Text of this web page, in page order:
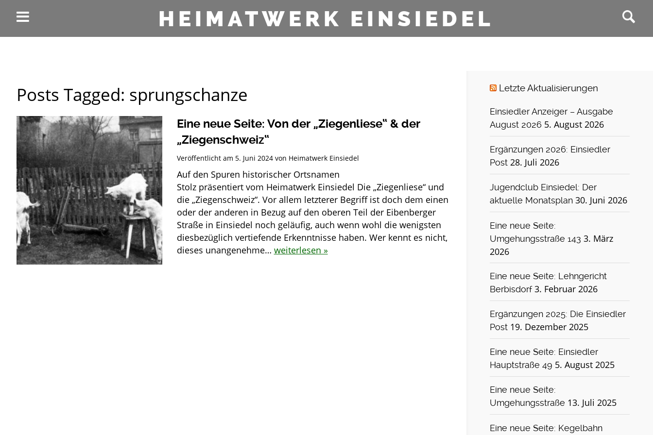
HEIMATWERK EINSIEDEL
Posts Tagged: sprungschanze
Eine neue Seite: Von der „Ziegenliese“ & der
„Ziegenschweiz“
Veröffentlicht am 5. Juni 2024von Heimatwerk Einsiedel
Auf den Spuren historischer Ortsnamen
Stolz präsentiert vom Heimatwerk Einsiedel Die „Ziegenliese“ und
die „Ziegenschweiz“. Vor allem letzterer Begriff ist doch dem einen
oder der anderen in Bezug auf den oberen Teil der Eibenberger
Straße in Einsiedel noch geläufig, auch wenn wohl die wenigsten
diesbezüglich vertiefende Erkenntnisse haben. Wer kennt es nicht,
dieses unangenehme… weiterlesen »
Letzte Aktualisierungen
Einsiedler Anzeiger – Ausgabe
August 2026 5. August 2026
Ergänzungen 2026: Einsiedler
Post 28. Juli 2026
Jugendclub Einsiedel: Der
aktuelle Monatsplan 30. Juni 2026
Eine neue Seite:
Umgehungsstraße 143 3. März
2026
Eine neue Seite: Lehngericht
Berbisdorf 3. Februar 2026
Ergänzungen 2025: Die Einsiedler
Post 19. Dezember 2025
Eine neue Seite: Einsiedler
Hauptstraße 49 5. August 2025
Eine neue Seite:
Umgehungsstraße 13. Juli 2025
Eine neue Seite: Kegelbahn